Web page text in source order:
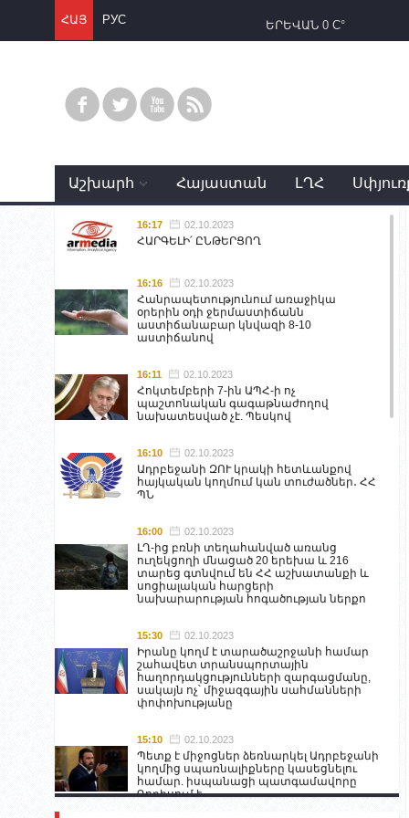
ՀԱՅ РУС ԵՐԵՎԱՆ 0 C°
Աշխարհ Հայաստան ԼՂՀ
16:17 02.10.2023
ՀԱՐԳԵԼԻ՛ ԸՆԹԵՐՑՈՂ
16:16 02.10.2023
Հանրապետությունում առաջիկա
օրերին օդի ջերմաստիճանն
աստիճանաբար կնվազի 8-10
աստիճանով
16:11 02.10.2023
Հոկտեմբերի 7-ին ԱՊՀ-ի ոչ
պաշտոնական գագաթնաժողով
նախատեսված չէ. Պեսկով
16:10 02.10.2023
Ադրբեջանի ԶՈՒ կրակի հետևանքով
հայկական կողմում կան տուժածներ․ ՀՀ
ՊՆ
16:00 02.10.2023
ԼՂ-ից բռնի տեղահանված առանց
ուղեկցողի մնացած 20 երեխա և 216
տարեց գտնվում են ՀՀ աշխատանքի և
սոցիալական հարցերի
նախարարության հոգածության ներքո
15:30 02.10.2023
Իրանը կողմ է տարածաշրջանի համար
շահավետ տրանսպորտային
հաղորդակցությունների զարգացմանը,
սակայն ոչ՝ միջազգային սահմանների
փոփոխությանը
15:10 02.10.2023
Պետք է միջոցներ ձեռնարկել Ադրբեջանի
կողմից սպառնալիքները կասեցնելու
համար. իսպանացի պատգամավորը
Գորիսում է